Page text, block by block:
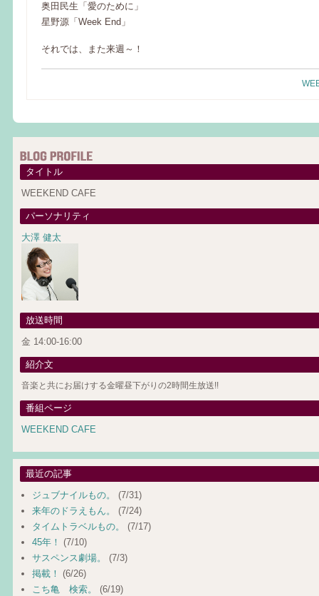
奥田民生「愛のために」
星野源「Week End」
それでは、また来週～！
タイトル
WEEKEND CAFE
パーソナリティ
大澤 健太
放送時間
金 14:00-16:00
紹介文
音楽と共にお届けする金曜昼下がりの2時間生放送!!
番組ページ
WEEKEND CAFE
最近の記事
ジュブナイルもの。
(7/31)
来年のドラえもん。
(7/24)
タイムトラベルもの。
(7/17)
45年！ (7/10)
サスペンス劇場。
(7/3)
掲載！ (6/26)
こち亀 検索。
(6/19)